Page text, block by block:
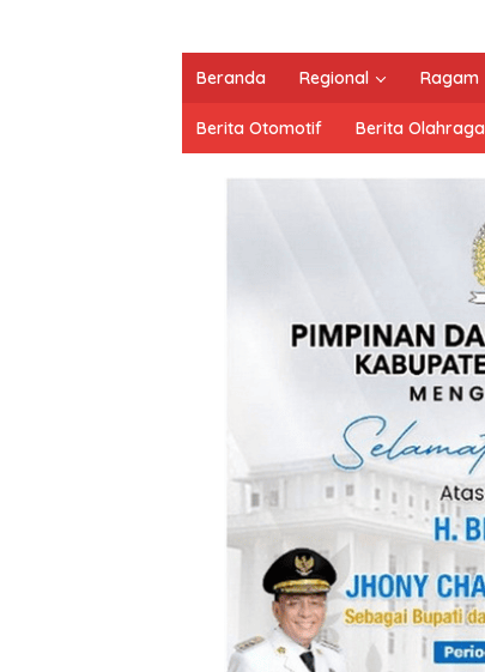
Beranda Regional Ragam
Berita Otomotif Berita Olahraga